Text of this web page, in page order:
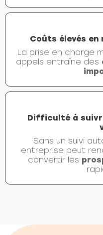
Coûts élevés en
La prise en charge
appels entraîne des
Difficulté à
Sans un suivi
entreprise peut
convertir les